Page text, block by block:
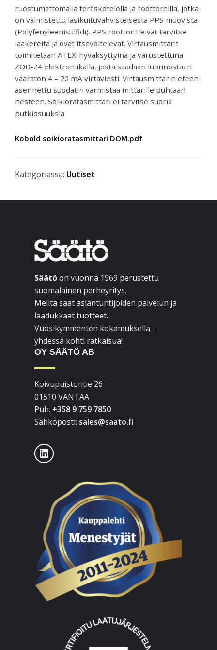
ruostumattomalla teräskotelolla ja roottoreilla, jotka
on valmistettu lasikuituvahvisteisesta PPS muovista
(Polyfenyleenisulfidi). PPS roottorit eivät tarvitse
laakereita ja ovat itsevoitelevat. Virtausmittarit
toimitetaan ATEX-hyväksyttyinä ja varustettuna
ZOD-Z4 elektroniikalla, josta saadaan luonnostaan
vaaraton 4 – 20 mA virtaviesti. Virtausmittarin eteen
asennettu suodatin varmistaa mittarille puhtaan
nesteen. Soikioratasmittari ei tarvitse suoria
putkiosuuksia.
Kobold soikioratasmittari DOM.pdf
Kategoriassa: Uutiset
Footer
Säätöon vuonna 1969 perustettu
suomalainen perheyritys.
Meiltä saat asiantuntijoiden palvelun ja
laadukkaat tuotteet.
Vuosikymmenten kokemuksella –
yhdessä kohti ratkaisua!
OY SÄÄTÖ AB
Koivupuistontie 26
01510 VANTAA
Puh. +358 9 759 7850
Sähköposti: sales@saato.fi
LinkedIn